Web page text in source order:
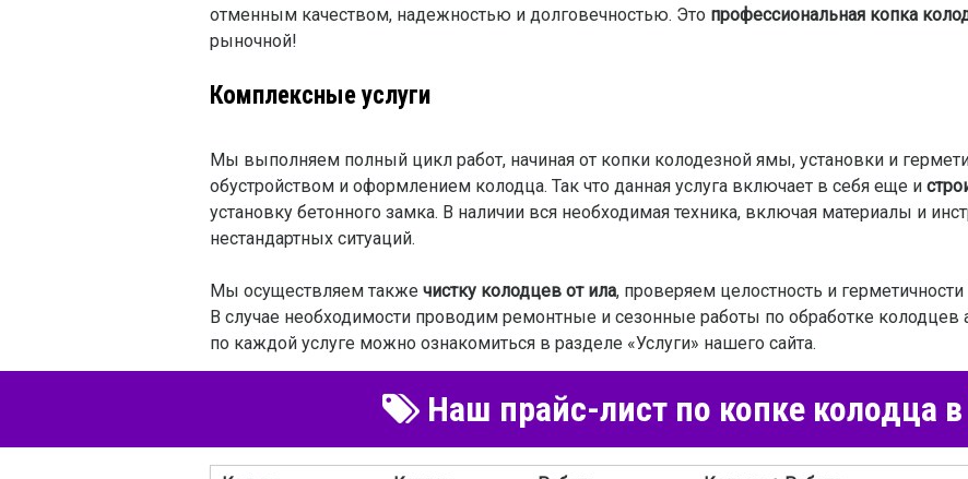
отменным качеством, надежностью и долговечностью. Это профессиональная копка
рыночной!
Комплексные услуги
Мы выполняем полный цикл работ, начиная от копки колодезной ямы, установки и
обустройством и оформлением колодца. Так что данная услуга включает в себя еще и
установку бетонного замка. В наличии вся необходимая техника, включая материалы и
нестандартных ситуаций.
Мы осуществляем также чистку колодцев от ила, проверяем целостность и
В случае необходимости проводим ремонтные и сезонные работы по обработке колодцев
по каждой услуге можно ознакомиться в разделе «Услуги» нашего сайта.
Наш прайс-лист по копке колодца в